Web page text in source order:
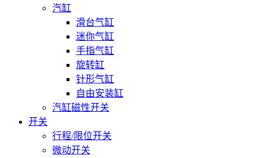
汽缸
滑台气缸
迷你气缸
手指气缸
旋转缸
针形气缸
自由安装缸
汽缸磁性开关
开关
行程/限位开关
微动开关